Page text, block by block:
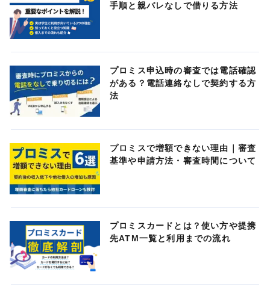
手順と親バレなしで借りる方法
プロミス申込時の審査では電話確認
がある？電話連絡なしで契約する方
法
プロミスで増額できない理由｜審査
基準や申請方法・審査時間について
プロミスカードとは？使い方や提携
先ATM一覧と利用までの流れ